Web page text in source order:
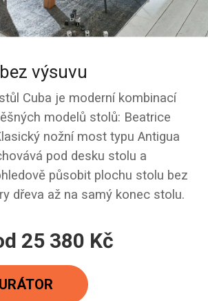
výsuvu
Cuba je moderní kombinací
modelů stolů: Beatrice
nožní most typu Antigua
pod desku stolu a
působit plochu stolu bez
dřeva až na samý konec stolu.
25 380 Kč